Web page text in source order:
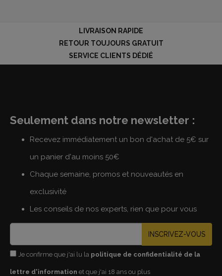
LIVRAISON RAPIDE
RETOUR TOUJOURS GRATUIT
SERVICE CLIENTS DÉDIÉ
Seulement dans notre newsletter :
Recevez immédiatement un bon d'achat de 5€ sur
un panier d'au moins 50€
Chaque semaine, promos et nouveautés en
exclusivité
Les conseils de nos experts, rien que pour vous
INSCRIVEZ-VOUS
Je confirme que j'ai lu la politique de confidentialité de la
lettre d'information et que j'ai 18 ans ou plus